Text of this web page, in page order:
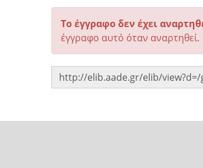
Το έγγραφο δεν έχει
έγγραφο αυτό όταν αναρτηθεί.